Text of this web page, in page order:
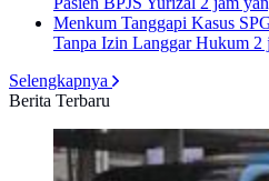
Menkum Tanggapi Kasus
Tanpa Izin Langgar Hukum 2
Selengkapnya
Berita Terbaru